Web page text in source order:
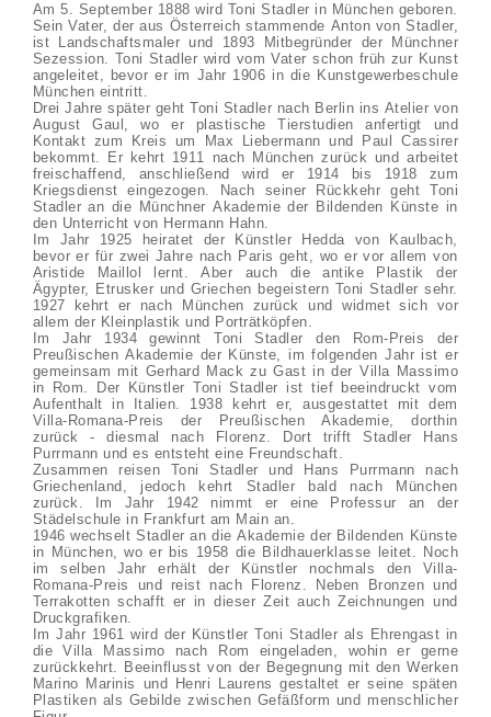
Am 5. September 1888 wird Toni Stadler in München geboren.
Sein Vater, der aus Österreich stammende Anton von Stadler,
ist Landschaftsmaler und 1893 Mitbegründer der Münchner
Sezession. Toni Stadler wird vom Vater schon früh zur Kunst
angeleitet, bevor er im Jahr 1906 in die Kunstgewerbeschule
München eintritt.
Drei Jahre später geht Toni Stadler nach Berlin ins Atelier von
August Gaul, wo er plastische Tierstudien anfertigt und
Kontakt zum Kreis um Max Liebermann und Paul Cassirer
bekommt. Er kehrt 1911 nach München zurück und arbeitet
freischaffend, anschließend wird er 1914 bis 1918 zum
Kriegsdienst eingezogen. Nach seiner Rückkehr geht Toni
Stadler an die Münchner Akademie der Bildenden Künste in
den Unterricht von Hermann Hahn.
Im Jahr 1925 heiratet der Künstler Hedda von Kaulbach,
bevor er für zwei Jahre nach Paris geht, wo er vor allem von
Aristide Maillol lernt. Aber auch die antike Plastik der
Ägypter, Etrusker und Griechen begeistern Toni Stadler sehr.
1927 kehrt er nach München zurück und widmet sich vor
allem der Kleinplastik und Porträtköpfen.
Im Jahr 1934 gewinnt Toni Stadler den Rom-Preis der
Preußischen Akademie der Künste, im folgenden Jahr ist er
gemeinsam mit Gerhard Mack zu Gast in der Villa Massimo
in Rom. Der Künstler Toni Stadler ist tief beeindruckt vom
Aufenthalt in Italien. 1938 kehrt er, ausgestattet mit dem
Villa-Romana-Preis der Preußischen Akademie, dorthin
zurück - diesmal nach Florenz. Dort trifft Stadler Hans
Purrmann und es entsteht eine Freundschaft.
Zusammen reisen Toni Stadler und Hans Purrmann nach
Griechenland, jedoch kehrt Stadler bald nach München
zurück. Im Jahr 1942 nimmt er eine Professur an der
Städelschule in Frankfurt am Main an.
1946 wechselt Stadler an die Akademie der Bildenden Künste
in München, wo er bis 1958 die Bildhauerklasse leitet. Noch
im selben Jahr erhält der Künstler nochmals den Villa-
Romana-Preis und reist nach Florenz. Neben Bronzen und
Terrakotten schafft er in dieser Zeit auch Zeichnungen und
Druckgrafiken.
Im Jahr 1961 wird der Künstler Toni Stadler als Ehrengast in
die Villa Massimo nach Rom eingeladen, wohin er gerne
zurückkehrt. Beeinflusst von der Begegnung mit den Werken
Marino Marinis und Henri Laurens gestaltet er seine späten
Plastiken als Gebilde zwischen Gefäßform und menschlicher